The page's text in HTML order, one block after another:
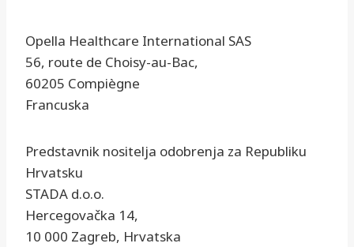
Opella Healthcare International SAS
56, route de Choisy-au-Bac,
60205 Compiègne
Francuska
Predstavnik nositelja odobrenja za Republiku
Hrvatsku
STADA d.o.o.
Hercegovačka 14,
10 000 Zagreb, Hrvatska